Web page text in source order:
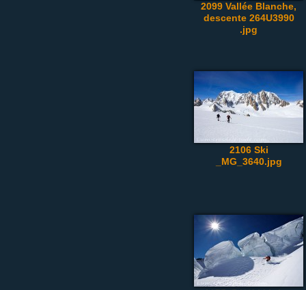
2099 Vallée Blanche,
descente 264U3990
.jpg
2106 Ski
_MG_3640.jpg